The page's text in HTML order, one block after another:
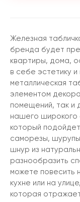
Железная
бренда будет
квартиры, дома,
в себе эстетику
металлическая
элементом
помещений, так и
нашего широкого
который
саморезы,
шнур из
разнообразить
можете повесить
кухне или на
которая